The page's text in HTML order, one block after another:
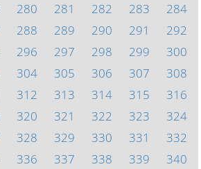
280 281 282 283
284
288 289 290 291
292
296 297 298 299
300
304 305 306 307
308
312 313 314 315
316
320 321 322 323
324
328 329 330 331
332
336 337 338 339
340